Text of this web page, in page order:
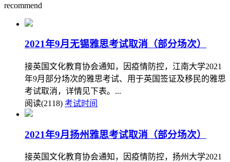
recommend
2021年9月无锡雅思考试取消（部分场次）
接英国文化教育协会通知，因疫情防控，江南大学2021
年9月部分场次的雅思考试、用于英国签证及移民的雅思
考试取消，详情见下表。...
阅读(2118) 考试时间
2021年9月扬州雅思考试取消（部分场次）
接英国文化教育协会通知，因疫情防控，扬州大学2021